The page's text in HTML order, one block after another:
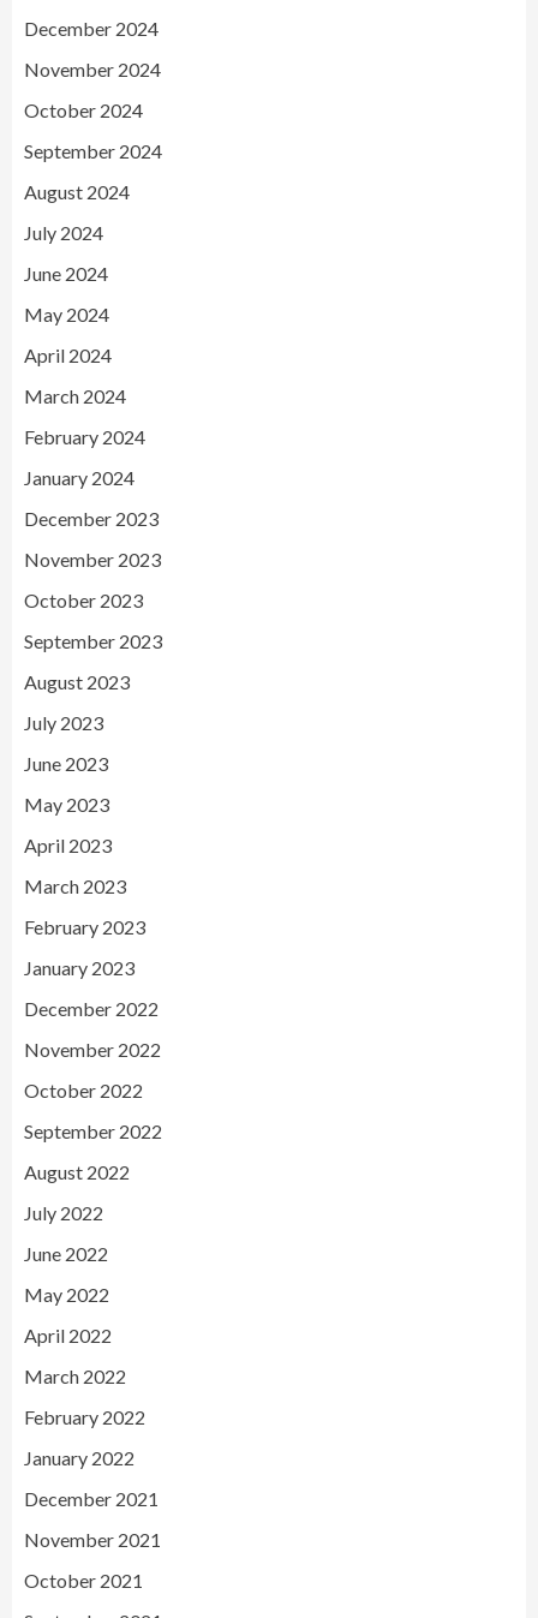
December 2024
November 2024
October 2024
September 2024
August 2024
July 2024
June 2024
May 2024
April 2024
March 2024
February 2024
January 2024
December 2023
November 2023
October 2023
September 2023
August 2023
July 2023
June 2023
May 2023
April 2023
March 2023
February 2023
January 2023
December 2022
November 2022
October 2022
September 2022
August 2022
July 2022
June 2022
May 2022
April 2022
March 2022
February 2022
January 2022
December 2021
November 2021
October 2021